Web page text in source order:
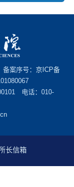
案序号： 京ICP备
电话：010-
长信箱